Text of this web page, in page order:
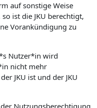
auf sonstige Weise
ist die JKU berechtigt,
Vorankündigung zu
Nutzer*in wird
nicht mehr
JKU ist und der JKU
Nutzungsberechtigung